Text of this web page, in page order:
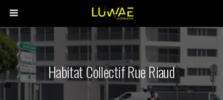
Habitat Collectif Rue Riaud